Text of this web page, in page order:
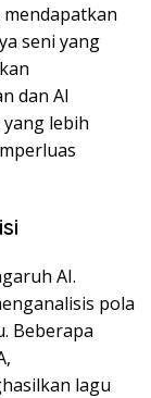
seni yang
dan AI
lebih
AI.
pola
Beberapa
lagu